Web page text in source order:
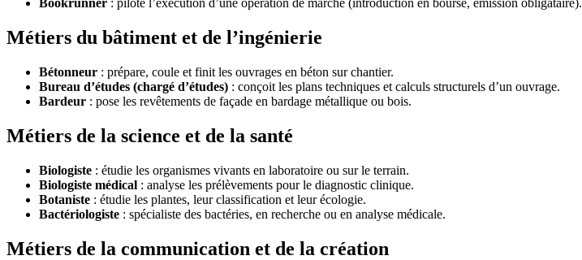
Bookrunner : pilote l’exécution d’une opération de marché (introduction en bourse, émission obligataire).
Métiers du bâtiment et de l’ingénierie
Bétonneur : prépare, coule et finit les ouvrages en béton sur chantier.
Bureau d’études (chargé d’études) : conçoit les plans techniques et calculs structurels d’un ouvrage.
Bardeur : pose les revêtements de façade en bardage métallique ou bois.
Métiers de la science et de la santé
Biologiste : étudie les organismes vivants en laboratoire ou sur le terrain.
Biologiste médical : analyse les prélèvements pour le diagnostic clinique.
Botaniste : étudie les plantes, leur classification et leur écologie.
Bactériologiste : spécialiste des bactéries, en recherche ou en analyse médicale.
Métiers de la communication et de la création